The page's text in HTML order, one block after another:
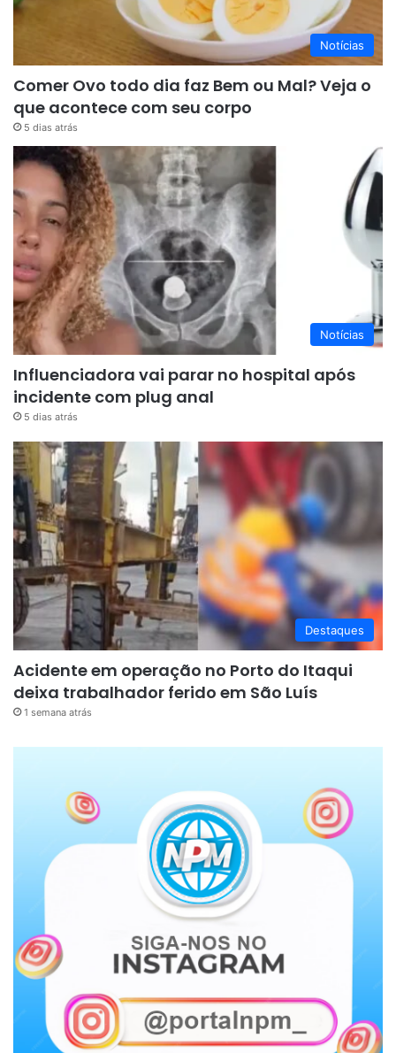
Notícias
Comer Ovo todo dia faz Bem ou Mal? Veja o
que acontece com seu corpo
5 dias atrás
Notícias
Influenciadora vai parar no hospital após
incidente com plug anal
5 dias atrás
Destaques
Acidente em operação no Porto do Itaqui
deixa trabalhador ferido em São Luís
1 semana atrás